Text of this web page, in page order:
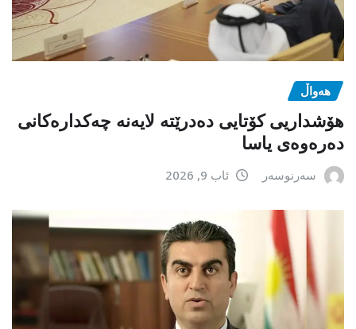
هەواڵ
هۆشداریی کۆتایی دەدرێتە لایەنە چەکدارەکانی
دەرەوەی یاسا
سەرنوسەر ئاب 9, 2026